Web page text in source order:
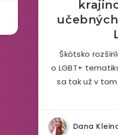
Škótsko
o LGBT+
sa tak už v
Dana